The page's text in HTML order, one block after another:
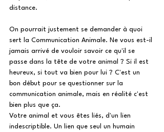
distance.
On pourrait justement se demander à quoi
sert la Communication Animale. Ne vous est-il
jamais arrivé de vouloir savoir ce qu'il se
passe dans la tête de votre animal ? Si il est
heureux, si tout va bien pour lui ? C'est un
bon début pour se questionner sur la
communication animale, mais en réalité c'est
bien plus que ça.
Votre animal et vous êtes liés, d'un lien
indescriptible. Un lien que seul un humain